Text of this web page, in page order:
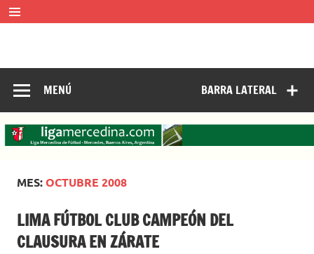
Saltar
contenido
ligamercedinadefutbol@hotmail.com ————— 02324-
BARRA LATERAL
MENÚ
MES:OCTUBRE 2008
LIMA FÚTBOL CLUB CAMPEÓN DEL
CLAUSURA EN ZÁRATE